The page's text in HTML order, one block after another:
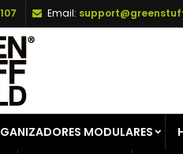
Email:
MODULARES